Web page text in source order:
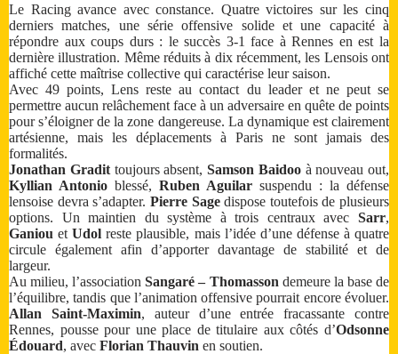
Le Racing avance avec constance. Quatre victoires sur les cinq
derniers matches, une série offensive solide et une capacité à
répondre aux coups durs : le succès 3-1 face à Rennes en est la
dernière illustration. Même réduits à dix récemment, les Lensois ont
affiché cette maîtrise collective qui caractérise leur saison.
Avec 49 points, Lens reste au contact du leader et ne peut se
permettre aucun relâchement face à un adversaire en quête de points
pour s’éloigner de la zone dangereuse. La dynamique est clairement
artésienne, mais les déplacements à Paris ne sont jamais des
formalités.
Jonathan Gradittoujours absent, Samson Baidooà nouveau out,
Kyllian Antonio blessé, Ruben Aguilar suspendu : la défense
lensoise devra s’adapter. Pierre Sagedispose toutefois de plusieurs
options. Un maintien du système à trois centraux avec Sarr,
Ganiou etUdol reste plausible, mais l’idée d’une défense à quatre
circule également afin d’apporter davantage de stabilité et de
largeur.
Au milieu, l’associationSangaré – Thomasson demeure la base de
l’équilibre, tandis que l’animation offensive pourrait encore évoluer.
Allan Saint-Maximin, auteur d’une entrée fracassante contre
Rennes, pousse pour une place de titulaire aux côtés d’Odsonne
Édouard, avec Florian Thauvin en soutien.